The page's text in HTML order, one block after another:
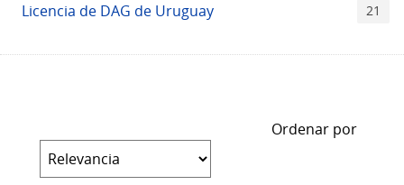
Licencia de DAG de Uruguay 21
Ordenar por